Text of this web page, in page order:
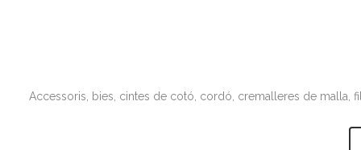
Accessoris, bies, cintes de cotó, cordó, cremalleres de malla,